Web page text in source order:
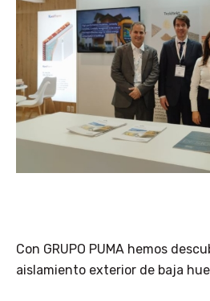
Con GRUPO PUMA hemos
aislamiento exterior de baja